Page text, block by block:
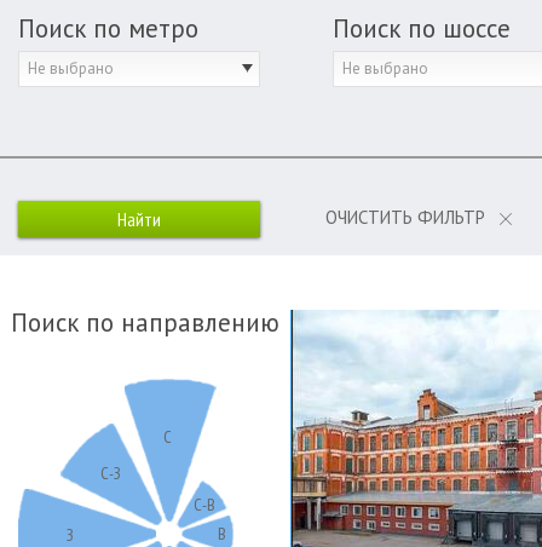
Поиск по метро
Не выбрано
Поиск по шоссе
Не выбрано
ОЧИСТИТЬ ФИЛЬТР
Поиск по направлению
С
С-В
В
З
С-З